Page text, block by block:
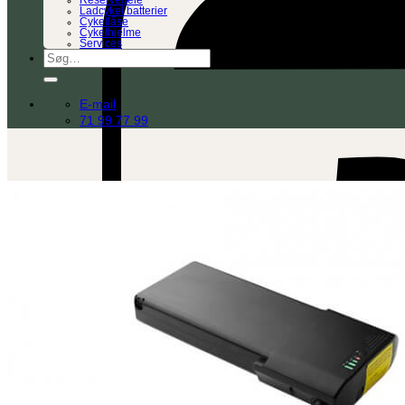
Ladcykel batterier
Cykellåse
Cykelhjelme
Services
Søg
efter:
E-mail
71 99 77 99